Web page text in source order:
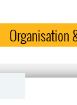
Organisation